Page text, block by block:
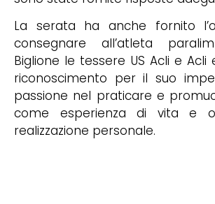
La serata ha anche fornito
consegnare all’atleta
Biglione le tessere US Acli e
riconoscimento per il suo
passione nel praticare e
come esperienza di vita e
realizzazione personale.